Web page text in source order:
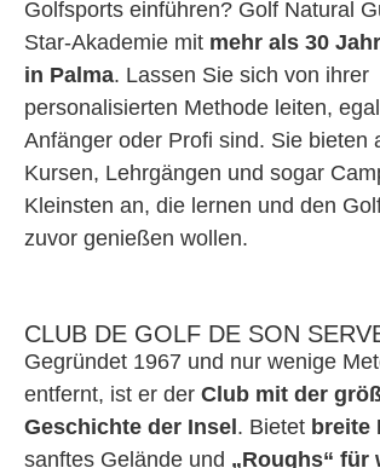
Golfsports einführen? Golf Natural
Star-Akademie mit mehr als 30
in Palma. Lassen Sie sich von ihrer
personalisierten Methode leiten,
Anfänger oder Profi sind. Sie bieten
Kursen, Lehrgängen und sogar
Kleinsten an, die lernen und den
zuvor genießen wollen.
CLUB DE GOLF DE SON
Gegründet 1967 und nur wenige
entfernt, ist er der Club mit der
Geschichte der Insel. Bietet breite
sanftes Gelände und „Roughs“ für